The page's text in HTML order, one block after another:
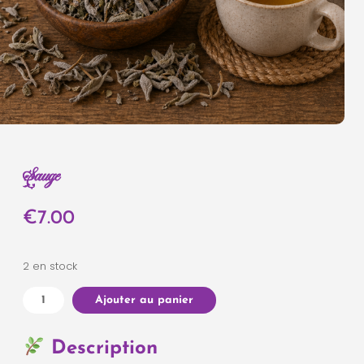
Sauge
€7.00
2 en stock
Ajouter au panier
Description